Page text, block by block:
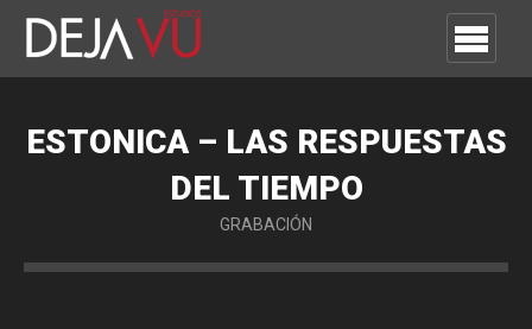
ESTONICA – LAS RESPUESTAS
DEL TIEMPO
GRABACIÓN